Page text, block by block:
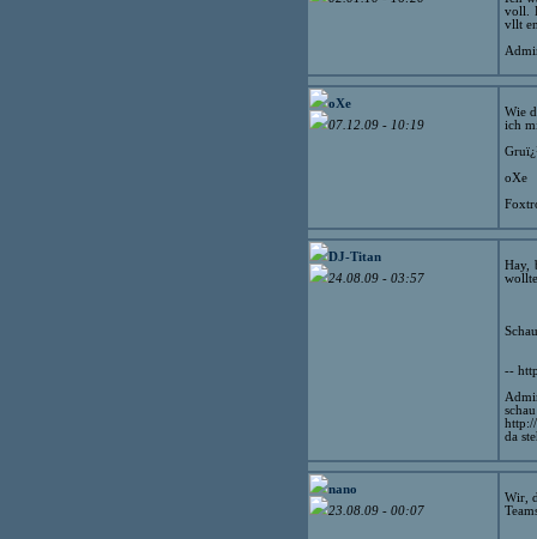
voll.
vllt
oXe
07.12.09 - 10:19
Wie
ich
oXe
DJ-Titan
24.08.09 - 03:57
Hay,
--
da
nano
23.08.09 - 00:07
Wir,